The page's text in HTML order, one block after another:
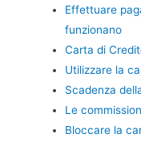
Effettuare
funzionano
Carta di
Utilizzare la
Scadenza
Le
Bloccare la